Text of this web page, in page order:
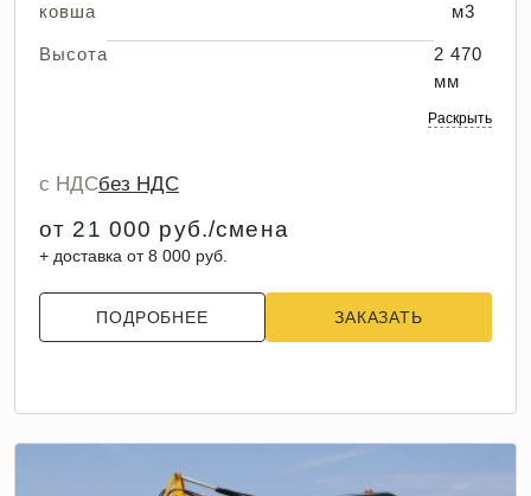
ковша
м3
Высота
2 470
мм
Раскрыть
с НДСбез НДС
от 21 000 руб./смена
+ доставка от 8 000 руб.
ПОДРОБНЕЕ ЗАКАЗАТЬ